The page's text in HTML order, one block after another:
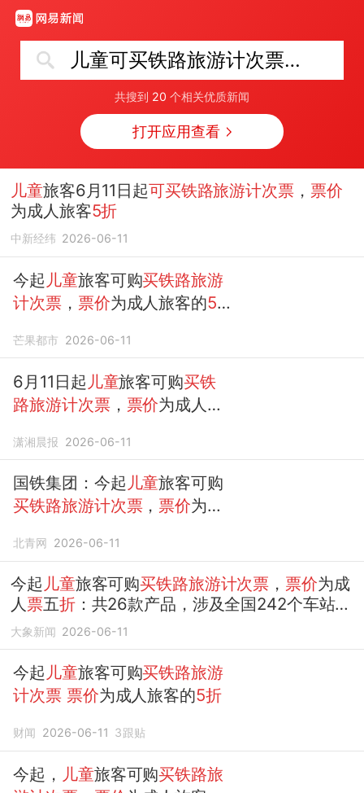
儿童可买铁路旅游计次票了 票价5折
共搜到 20 个相关优质新闻
打开应用查看
儿童旅客6月11日起可买铁路旅游计次票， 票价
为成人旅客5折
中新经纬 2026-06-11
今起 儿童旅客可购买铁路旅游
计次票 ， 票价为成人旅客的5
芒果都市 2026-06-11
6月11日起 儿童旅客可购买铁
路旅游计次票， 票价为成人旅
潇湘晨报 2026-06-11
国铁集团：今起 儿童旅客可购
买铁路旅游计次票， 票价为成
北青网 2026-06-11
今起 儿童旅客可购买铁路旅游计次票 ， 票价为成
人 票五折：共26款产品，涉及全国242个车站，
串联众多热门景区
大象新闻 2026-06-11
今起 儿童旅客可购买铁路旅游
计次票 票价为成人旅客的5折
财闻 2026-06-11 3跟贴
今起， 儿童旅客可购买铁路旅